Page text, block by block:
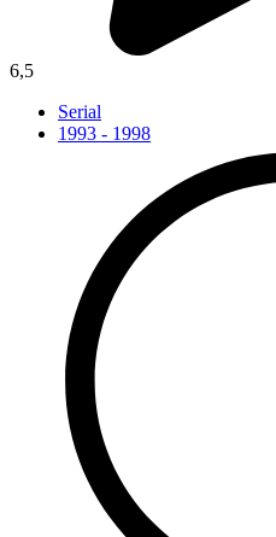
6,5
Serial
1993 - 1998